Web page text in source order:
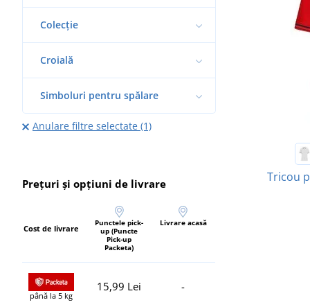
Colecție
Croială
Simboluri pentru spălare
Anulare filtre selectate (1)
Prețuri și opțiuni de livrare
Cost de livrare
Punctele pick-
up (Puncte
Pick-up
Packeta)
Livrare acasă
până la 5 kg
15,99 Lei -
Tricou